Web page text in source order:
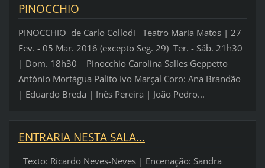
PINOCCHIO
PINOCCHIO de Carlo Collodi Teatro Maria Matos | 27
Fev. - 05 Mar. 2016 (excepto Seg. 29) Ter. - Sáb. 21h30
| Dom. 18h30 Pinocchio Carolina Salles Geppetto
António Mortágua Palito Ivo Marçal Coro: Ana Brandão
| Eduardo Breda | Inês Pereira | João Pedro...
ENTRARIA NESTA SALA...
Texto: Ricardo Neves-Neves | Encenação: Sandra